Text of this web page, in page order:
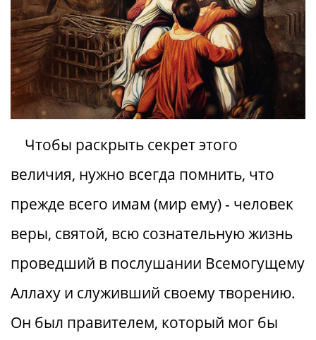
Чтобы раскрыть секрет этого
величия, нужно всегда помнить, что
прежде всего имам (мир ему) - человек
веры, святой, всю сознательную жизнь
проведший в послушании Всемогущему
Аллаху и служивший своему творению.
Он был правителем, который мог бы